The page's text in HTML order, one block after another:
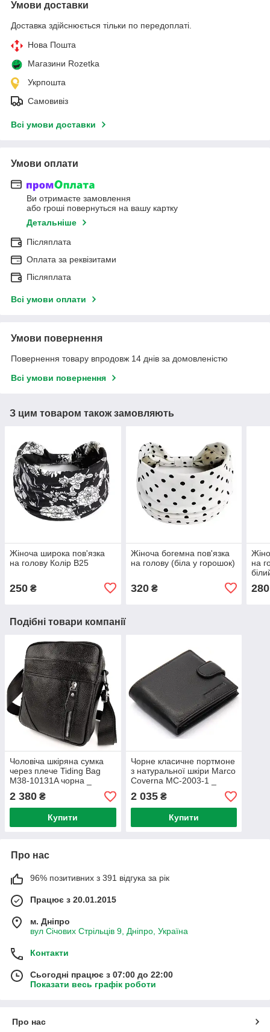
Умови доставки
Доставка здійснюється тільки по передоплаті.
Нова Пошта
Магазини Rozetka
Укрпошта
Самовивіз
Всі умови доставки
Умови оплати
Ви отримаєте замовлення
або гроші повернуться на вашу картку
Детальніше
Післяплата
Оплата за реквізитами
Післяплата
Всі умови оплати
Умови повернення
Повернення товару впродовж 14 днів за домовленістю
Всі умови повернення
З цим товаром також замовляють
Жіноча широка пов'язка
на голову Колір B25
250 ₴
Жіноча богемна пов'язка
на голову (біла у горошок)
320₴
на
280
Подібні товари компанії
Чоловіча шкіряна сумка
через плече Tiding Bag
M38-10131A чорна _
bags25
2 380 ₴
Купити
Чорне класичне портмоне
з натуральної шкіри Marco
Coverna MC-2003-1 _
bags25
2 035₴
Купити
Про нас
96% позитивних з 391 відгука за рік
Працює з 20.01.2015
м. Дніпро
вул Січових Стрільців 9, Дніпро, Україна
Контакти
Сьогодні працює з 07:00 до 22:00
Показати весь графік роботи
Про нас